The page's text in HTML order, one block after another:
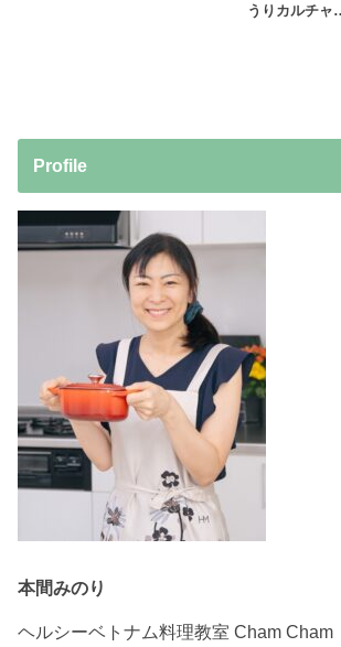
うりカルチャ
Profile
本間みのり
ヘルシーベトナム料理教室 Cham Cham